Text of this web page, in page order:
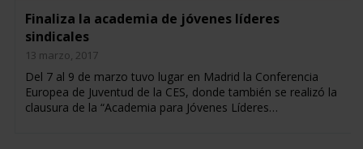
Finaliza la academia de jóvenes líderes
sindicales
13 marzo, 2017
Del 7 al 9 de marzo tuvo lugar en Madrid la Conferencia
Europea de Juventud de la CES, donde también se realizó la
clausura de la “Academia para Jóvenes Líderes…